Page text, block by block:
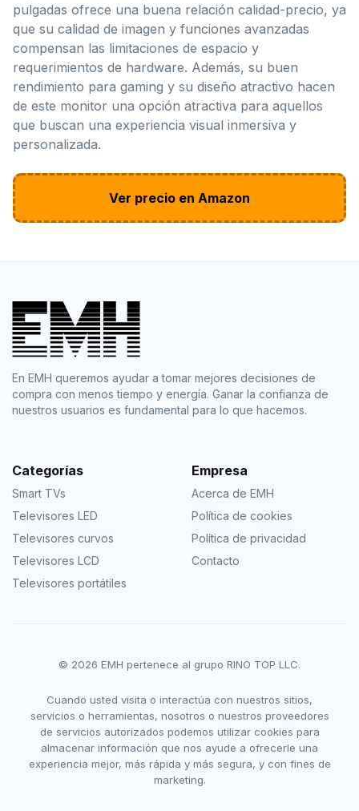
pulgadas ofrece una buena relación calidad-precio, ya
que su calidad de imagen y funciones avanzadas
compensan las limitaciones de espacio y
requerimientos de hardware. Además, su buen
rendimiento para gaming y su diseño atractivo hacen
de este monitor una opción atractiva para aquellos
que buscan una experiencia visual inmersiva y
personalizada.
Ver precio en Amazon
En EMH queremos ayudar a tomar mejores decisiones de
compra con menos tiempo y energía. Ganar la confianza de
nuestros usuarios es fundamental para lo que hacemos.
Categorías
Smart TVs
Televisores LED
Televisores curvos
Televisores LCD
Televisores portátiles
Empresa
Acerca de EMH
Política de cookies
Política de privacidad
Contacto
© 2026 EMH pertenece al grupo RINO TOP LLC.
Cuando usted visita o interactúa con nuestros sitios,
servicios o herramientas, nosotros o nuestros proveedores
de servicios autorizados podemos utilizar cookies para
almacenar información que nos ayude a ofrecerle una
experiencia mejor, más rápida y más segura, y con fines de
marketing.